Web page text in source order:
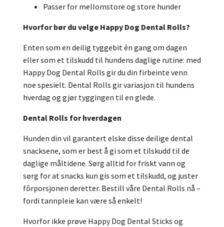
Passer for mellomstore og store hunder
Hvorfor bør du velge Happy Dog Dental Rolls?
Enten som en deilig tyggebit én gang om dagen
eller som et tilskudd til hundens daglige rutine: med
Happy Dog Dental Rolls gir du din firbeinte venn
noe spesielt. Dental Rolls gir variasjon til hundens
hverdag og gjør tyggingen til en glede.
Dental Rolls for hverdagen
Hunden din vil garantert elske disse deilige dental
snacksene, som er best å gi som et tilskudd til de
daglige måltidene. Sørg alltid for friskt vann og
sørg for at snacks kun gis som et tilskudd, og juster
fôrporsjonen deretter. Bestill våre Dental Rolls nå –
fordi tannpleie kan være så enkelt!
Hvorfor ikke prøve Happy Dog Dental Sticks og